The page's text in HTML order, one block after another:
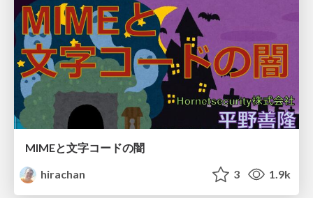
MIMEと文字コードの闇
hirachan
3 1.9k